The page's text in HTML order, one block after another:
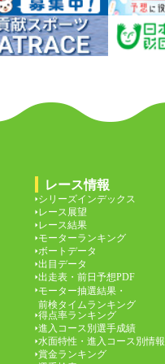
レース情報
シリーズインデックス
レース展望
レース結果
モーターランキング
ボートデータ
出目データ
出走表・前日予想PDF
モーター抽選結果・
前検タイムランキング
得点率ランキング
進入コース別選手成績
水面特性・進入コース別情報
賞金ランキング